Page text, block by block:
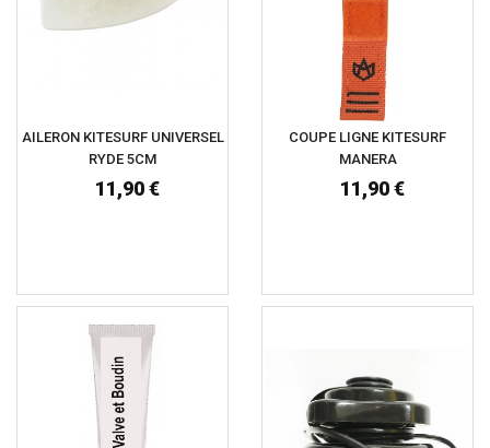
AILERON KITESURF UNIVERSEL
RYDE 5CM
11,90 €
COUPE LIGNE KITESURF
MANERA
11,90 €